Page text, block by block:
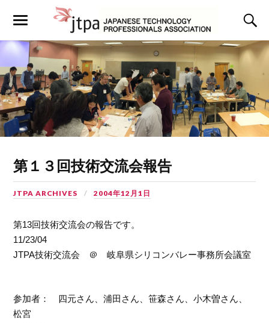
第１３回技術交流会報告
JTPA ARCHIVES 2004年12月1日
第13回技術交流会の報告です。
11/23/04
JTPA技術交流会 ＠ 岐阜県シリコンバレー事務所会議室
参加者： 四元さん、浦田さん、笹森さん、小木曽さん、
松宮